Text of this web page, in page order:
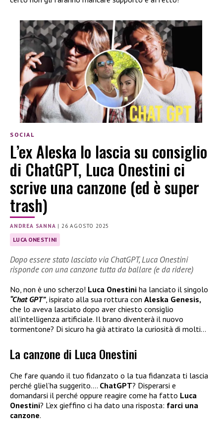
SOCIAL
L’ex Aleska lo lascia su consiglio
di ChatGPT, Luca Onestini ci
scrive una canzone (ed è super
trash)
ANDREA SANNA |26 AGOSTO 2025
LUCA ONESTINI
Dopo essere stato lasciato via ChatGPT, Luca Onestini
risponde con una canzone tutta da ballare (e da ridere)
No, non è uno scherzo! Luca Onestini ha lanciato il singolo
“Chat GPT”, ispirato alla sua rottura con Aleska Genesis,
che lo aveva lasciato dopo aver chiesto consiglio
all’intelligenza artificiale. Il brano diventerà il nuovo
tormentone? Di sicuro ha già attirato la curiosità di molti…
La canzone di Luca Onestini
Che fare quando il tuo fidanzato o la tua fidanzata ti lascia
perché gliel’ha suggerito…. ChatGPT? Disperarsi e
domandarsi il perché oppure reagire come ha fatto Luca
Onestini? L’ex gieffino ci ha dato una risposta: farci una
canzone.